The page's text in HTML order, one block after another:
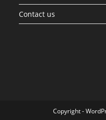
Contact us
Copyright -